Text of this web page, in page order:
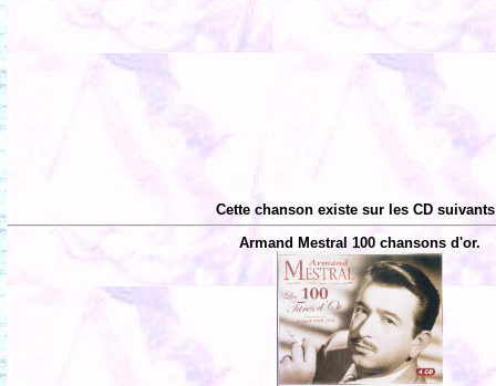
Cette chanson existe sur les CD
Armand Mestral 100 chansons d'or.